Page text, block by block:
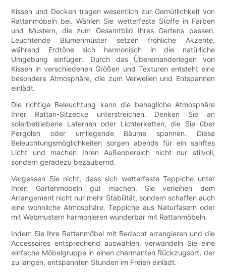
Kissen und Decken tragen wesentlich zur Gemütlichkeit von
Rattanmöbeln bei. Wählen Sie wetterfeste Stoffe in Farben
und Mustern, die zum Gesamtbild Ihres Gartens passen.
Leuchtende Blumenmuster setzen fröhliche Akzente,
während Erdtöne sich harmonisch in die natürliche
Umgebung einfügen. Durch das Übereinanderlegen von
Kissen in verschiedenen Größen und Texturen entsteht eine
besondere Atmosphäre, die zum Verweilen und Entspannen
einlädt.
Die richtige Beleuchtung kann die behagliche Atmosphäre
Ihrer Rattan-Sitzecke unterstreichen. Denken Sie an
solarbetriebene Laternen oder Lichterketten, die Sie über
Pergolen oder umliegende Bäume spannen. Diese
Beleuchtungsmöglichkeiten sorgen abends für ein sanftes
Licht und machen Ihren Außenbereich nicht nur stilvoll,
sondern geradezu bezaubernd.
Vergessen Sie nicht, dass sich wetterfeste Teppiche unter
Ihren Gartenmöbeln gut machen. Sie verleihen dem
Arrangement nicht nur mehr Stabilität, sondern schaffen auch
eine wohnliche Atmosphäre. Teppiche aus Naturfasern oder
mit Webmustern harmonieren wunderbar mit Rattanmöbeln.
Indem Sie Ihre Rattanmöbel mit Bedacht arrangieren und die
Accessoires entsprechend auswählen, verwandeln Sie eine
einfache Möbelgruppe in einen charmanten Rückzugsort, der
zu langen, entspannten Stunden im Freien einlädt.